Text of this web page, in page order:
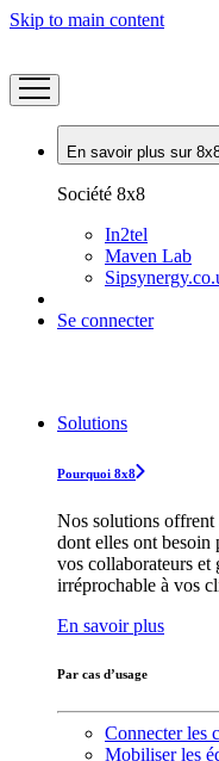
Skip to main content
En savoir plus sur
Société 8x8
In2tel
Maven Lab
Se connecter
Solutions
Pourquoi 8x8
Nos solutions offrent
dont elles ont besoin
vos collaborateurs et
irréprochable à vos
En savoir plus
Par cas d’usage
Connecter les
Mobiliser les